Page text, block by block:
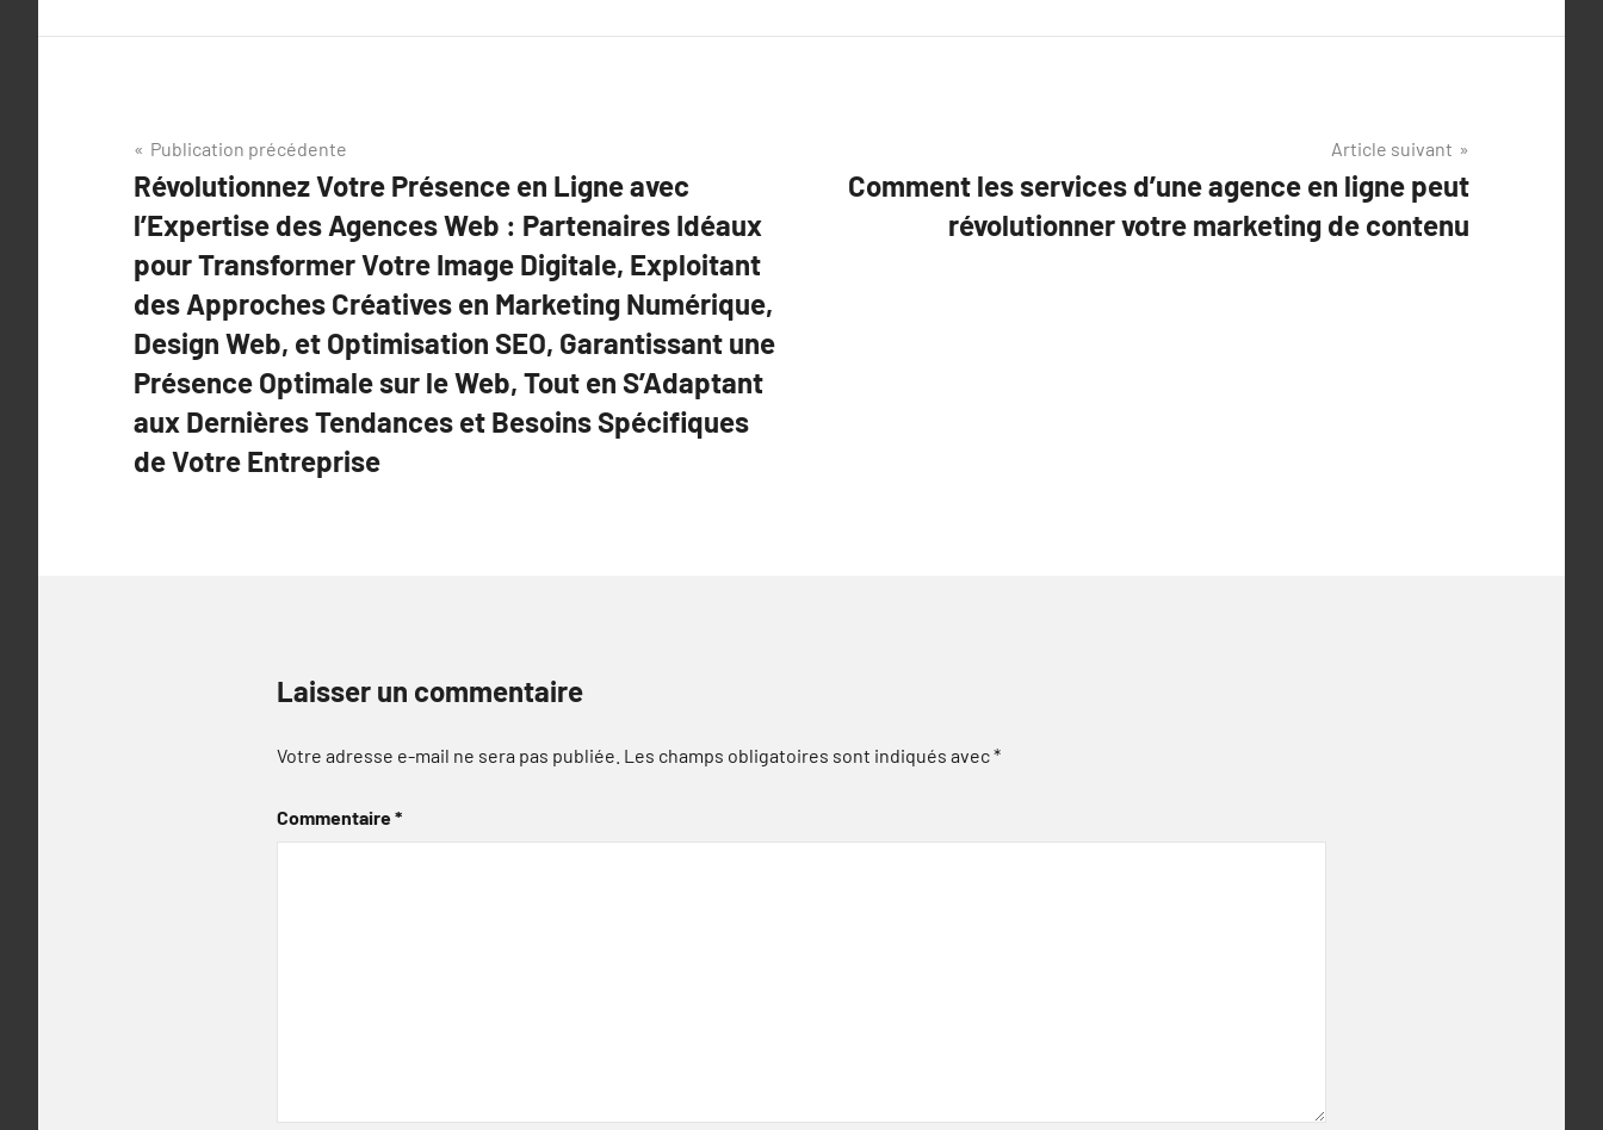
Navigation
de
l’article
Publication précédente
Révolutionnez Votre Présence en Ligne avec
l’Expertise des Agences Web : Partenaires Idéaux
pour Transformer Votre Image Digitale, Exploitant
des Approches Créatives en Marketing Numérique,
Design Web, et Optimisation SEO, Garantissant une
Présence Optimale sur le Web, Tout en S’Adaptant
aux Dernières Tendances et Besoins Spécifiques
de Votre Entreprise
Article suivant
Comment les services d’une agence en ligne peut
révolutionner votre marketing de contenu
Laisser un commentaire
Votre adresse e-mail ne sera pas publiée. Les champs obligatoires sont indiqués avec*
Commentaire*